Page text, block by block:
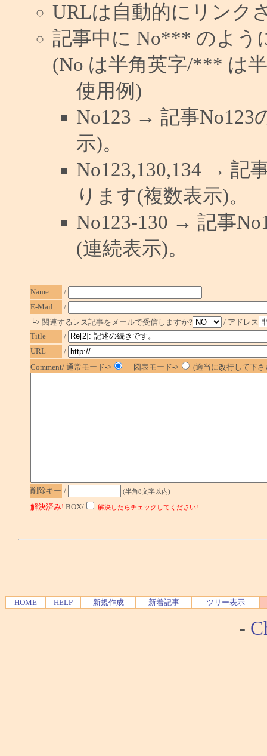
URLは自動的にリンク
記事中に No*** のよう
(No は半角英字/*** は
使用例)
No123 → 記事No123
示)。
No123,130,134 → 記
ります(複数表示)。
No123-130 → 記事
(連続表示)。
Name
/
E-Mail
/
└> 関連するレス記事をメールで受信しますか?
/ アドレス
Title
/
URL
/
Comment/ 通常モード->
図表モード-> (適当に改行して下
削除キー / (半角8文字以内)
解決済み! BOX/ 解決したらチェックしてください!
HOME HELP 新規作成 新着記事 ツリー表示
-